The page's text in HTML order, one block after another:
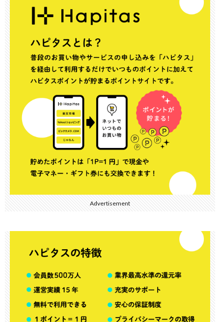
Advertisement